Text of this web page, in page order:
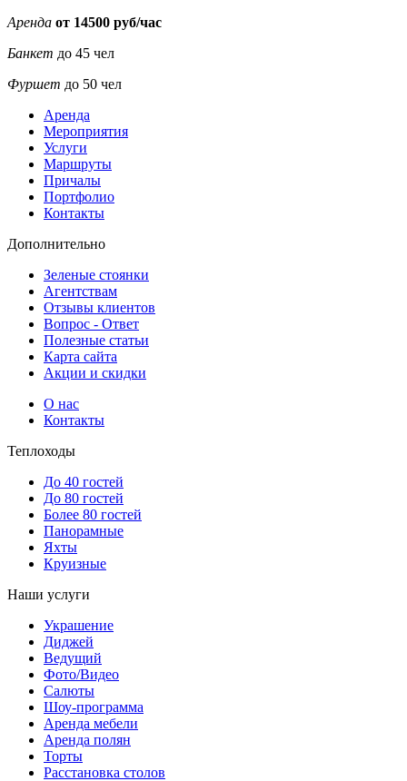
Аренда от 14500 руб/час
Банкет до 45 чел
Фуршет до 50 чел
Аренда
Мероприятия
Услуги
Маршруты
Причалы
Портфолио
Контакты
Дополнительно
Зеленые стоянки
Агентствам
Отзывы клиентов
Вопрос - Ответ
Полезные статьи
Карта сайта
Акции и скидки
О нас
Контакты
Теплоходы
До 40 гостей
До 80 гостей
Более 80 гостей
Панорамные
Яхты
Круизные
Наши услуги
Украшение
Диджей
Ведущий
Фото/Видео
Салюты
Шоу-программа
Аренда мебели
Аренда полян
Торты
Расстановка столов